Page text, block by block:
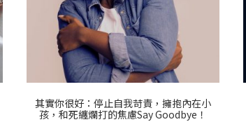
其實你很好：停止自我苛責，擁抱內在小
孩，和死纏爛打的焦慮Say Goodbye！